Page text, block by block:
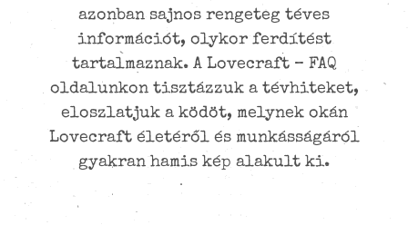
azonban sajnos rengeteg téves
információt, olykor ferdítést
tartalmaznak. A Lovecraft – FAQ
oldalunkon tisztázzuk a tévhiteket,
eloszlatjuk a ködöt, melynek okán
Lovecraft életéről és munkásságáról
gyakran hamis kép alakult ki.